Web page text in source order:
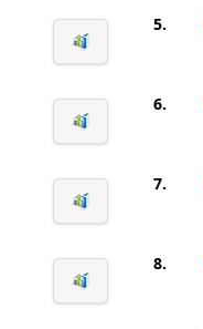
5.
6.
7.
8.